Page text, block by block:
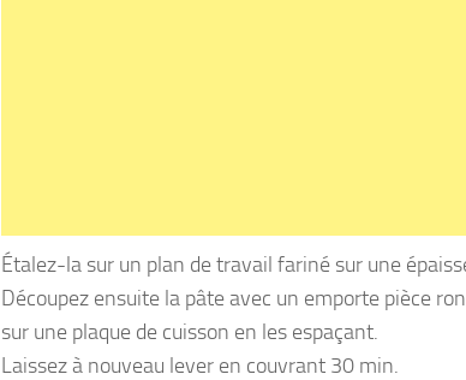
Étalez-la sur un plan de travail fariné sur une
Découpez ensuite la pâte avec un emporte pièce
sur une plaque de cuisson en les espaçant.
Laissez à nouveau lever en couvrant 30 min.